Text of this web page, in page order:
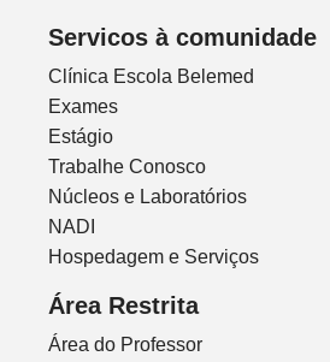
Servicos à comunidade
Clínica Escola Belemed
Exames
Estágio
Trabalhe Conosco
Núcleos e Laboratórios
NADI
Hospedagem e Serviços
Área Restrita
Área do Professor